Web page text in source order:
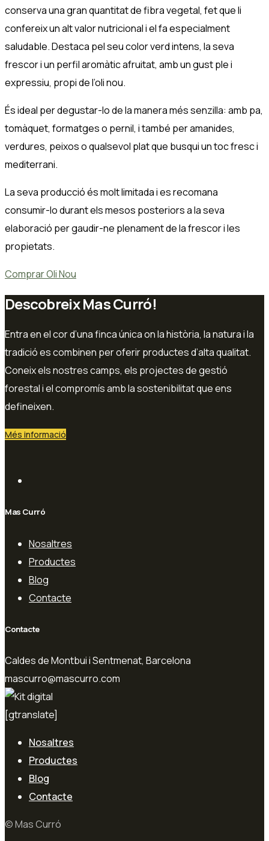
conserva una gran quantitat de fibra vegetal, fet que li
confereix un alt valor nutricional i el fa especialment
saludable. Destaca pel seu color verd intens, la seva
frescor i un perfil aromàtic afruitat, amb un gust ple i
expressiu, propi de l’oli nou.
És ideal per degustar-lo de la manera més senzilla: amb pa,
tomàquet, formatges o pernil, i també per amanides,
verdures, peixos o qualsevol plat que busqui un toc fresc i
mediterrani.
La seva producció és molt limitada i es recomana
consumir-lo durant els mesos posteriors a la seva
elaboració per gaudir-ne plenament de la frescor i les
propietats.
Comprar Oli Nou
Descobreix Mas Curró!
Entra en el cor d’una finca única on la història, la natura i la
tradició es combinen per oferir productes d’alta qualitat.
Coneix els nostres camps, els projectes de gestió
forestal i el compromís amb la sostenibilitat que ens
defineixen.
Més informació
Mas Curró
Nosaltres
Productes
Blog
Contacte
Contacte
Caldes de Montbui i Sentmenat, Barcelona
mascurro@mascurro.com
[gtranslate]
Nosaltres
Productes
Blog
Contacte
© Mas Curró